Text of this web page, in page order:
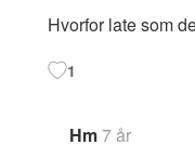
Hvorfor late som
1
Hm7 år